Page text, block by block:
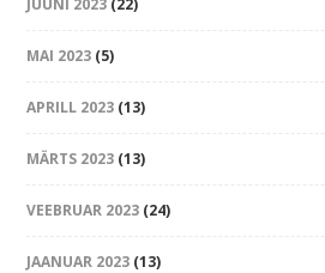
JUUNI 2023 (22)
MAI 2023 (5)
APRILL 2023 (13)
MÄRTS 2023 (13)
VEEBRUAR 2023 (24)
JAANUAR 2023 (13)